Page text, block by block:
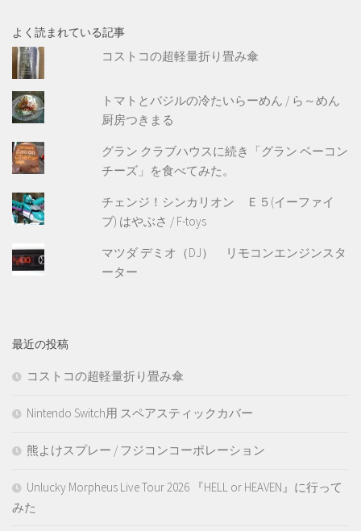
よく読まれている記事
コストコの超軽量折り畳み傘
トマトとバジルの冷たいらーめん / ら～めん
厨房つきまる
グラン クラブハウスに続き「グラン ベーコン
チーズ」を食べてみた。
チェンジ！シンカリオン Ｅ５(イーファイ
ブ) はやぶさ / F-toys
マツダ デミオ（DJ） リモコンエンジンスタ
ーター
最近の投稿
コストコの超軽量折り畳み傘
Nintendo Switch用 スペアスティックカバー
熊よけスプレー / フジコンコーポレーション
Unlucky Morpheus Live Tour 2026 『HELL or HEAVEN』に行って
みた